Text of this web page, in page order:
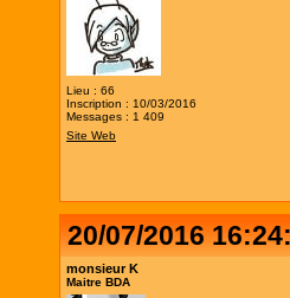
Lieu : 66
Inscription : 10/03/2016
Messages : 1 409
Site Web
20/07/2016
monsieur K
Maitre BDA